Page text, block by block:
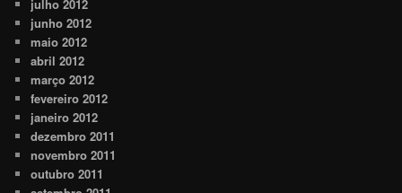
julho 2012
junho 2012
maio 2012
abril 2012
março 2012
fevereiro 2012
janeiro 2012
dezembro 2011
novembro 2011
outubro 2011